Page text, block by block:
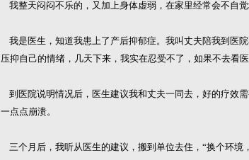
我整天闷闷不乐的，又加上身体虚弱，在家里经常会不自
我是医生，知道我患上了产后抑郁症。我叫丈夫陪我到医
压抑自己的情绪，几天下来，我实在忍受不了，如果不去看
到医院说明情况后，医生建议我和丈夫一同去，好的疗效
一点点崩溃。
三个月后，我听从医生的建议，搬到单位去住，“换个环境